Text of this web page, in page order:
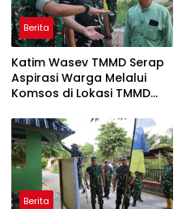
Berita
Katim Wasev TMMD Serap
Aspirasi Warga Melalui
Komsos di Lokasi TMMD
Berita